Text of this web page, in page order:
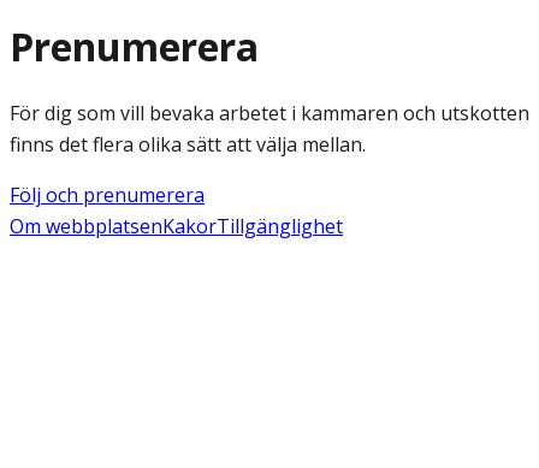
Prenumerera
För dig som vill bevaka arbetet i kammaren och utskotten
finns det flera olika sätt att välja mellan.
Följ och prenumerera
Om webbplatsenKakorTillgänglighet